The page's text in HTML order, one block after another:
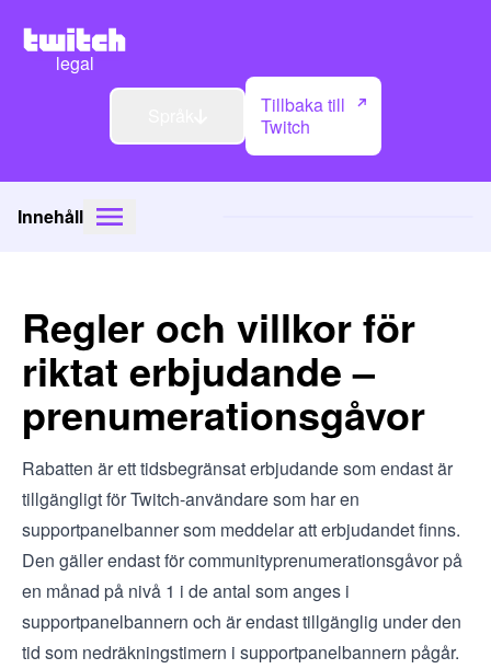
legal
Tillbaka till
Twitch
Innehåll
Regler och villkor för
riktat erbjudande –
prenumerationsgåvor
Rabatten är ett tidsbegränsat erbjudande som endast är
tillgängligt för Twitch-användare som har en
supportpanelbanner som meddelar att erbjudandet finns.
Den gäller endast för communityprenumerationsgåvor på
en månad på nivå 1 i de antal som anges i
supportpanelbannern och är endast tillgänglig under den
tid som nedräkningstimern i supportpanelbannern pågår.